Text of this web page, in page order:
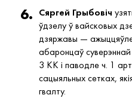
Сяргей Грыбовіч
ўдзелу ў вайсковых
дзяржавы —
абаронцаў
3 КК і паводле ч. 1
сацыяльных сетках,
гвалту.